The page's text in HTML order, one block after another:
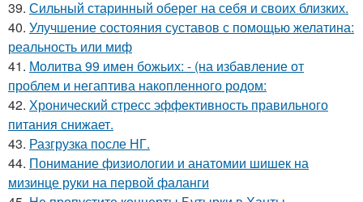
39. Сильный старинный оберег на себя и своих близких.
40. Улучшение состояния суставов с помощью желатина:
реальность или миф
41. Молитва 99 имен божьих: - (на избавление от
проблем и негаптива накопленного родом:
42. Хронический стресс эффективность правильного
питания снижает.
43. Разгрузка после НГ.
44. Понимание физиологии и анатомии шишек на
мизинце руки на первой фаланги